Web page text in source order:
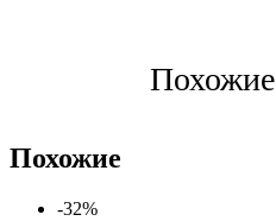
Похожие
-32%